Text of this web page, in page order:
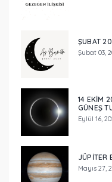
ŞUBAT
Şubat 03,
14 EKİM
GÜNEŞ
Eylül 16,
JÜPİTER
Mayıs 27,